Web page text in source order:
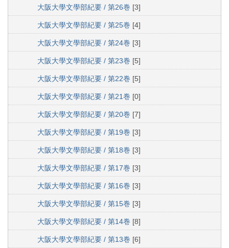
大阪大學文學部紀要 / 第26巻 [3]
大阪大學文學部紀要 / 第25巻 [4]
大阪大學文學部紀要 / 第24巻 [3]
大阪大學文學部紀要 / 第23巻 [5]
大阪大學文學部紀要 / 第22巻 [5]
大阪大學文學部紀要 / 第21巻 [0]
大阪大學文學部紀要 / 第20巻 [7]
大阪大學文學部紀要 / 第19巻 [3]
大阪大學文學部紀要 / 第18巻 [3]
大阪大學文學部紀要 / 第17巻 [3]
大阪大學文學部紀要 / 第16巻 [3]
大阪大學文學部紀要 / 第15巻 [3]
大阪大學文學部紀要 / 第14巻 [8]
大阪大學文學部紀要 / 第13巻 [6]